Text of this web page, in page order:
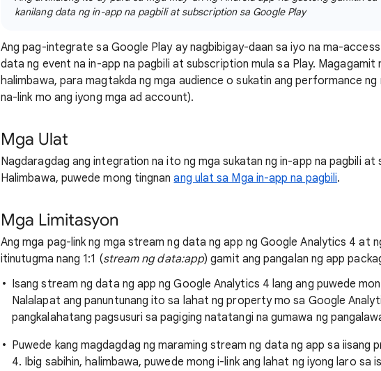
kanilang data ng in-app na pagbili at subscription sa Google Play
Ang pag-integrate sa Google Play ay nagbibigay-daan sa iyo na ma-
data ng event na in-app na pagbili at subscription mula sa Play.
halimbawa, para magtakda ng mga audience o sukatin ang performance ng
na-link mo ang iyong mga ad account).
Mga Ulat
Nagdaragdag ang integration na ito ng mga sukatan ng in-app na pagbili at
Halimbawa, puwede mong tingnanang ulat sa Mga in-app na pagbili.
Mga Limitasyon
Ang mga pag-link ng mga stream ng data ng app ng Google Analytics 4 at
itinutugma nang 1:1 (stream ng data:app) gamit ang pangalan ng app
Isang stream ng data ng app ng Google Analytics 4 lang ang puwede
Nalalapat ang panuntunang ito sa lahat ng property mo sa Google
pangkalahatang pagsusuri sa pagiging natatangi na gumawa ng
Puwede kang magdagdag ng maraming stream ng data ng app sa iisang
4. Ibig sabihin, halimbawa, puwede mong i-link ang lahat ng iyong laro sa